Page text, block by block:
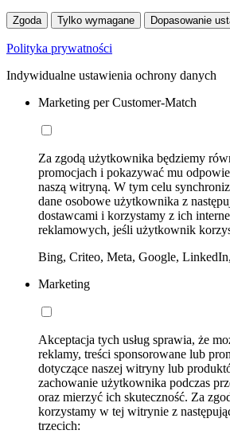
Zgoda Tylko wymagane Dopasowanie
Polityka prywatności
Indywidualne ustawienia ochrony danych
Marketing per Customer-Match
Za zgodą użytkownika będziemy
promocjach i pokazywać mu
naszą witryną. W tym celu
dane osobowe użytkownika z
dostawcami i korzystamy z ich
reklamowych, jeśli użytkownik
Bing, Criteo, Meta, Google,
Marketing
Akceptacja tych usług sprawia, że
reklamy, treści sponsorowane lub
dotyczące naszej witryny lub
zachowanie użytkownika podczas
oraz mierzyć ich skuteczność. Za
korzystamy w tej witrynie z
trzecich: